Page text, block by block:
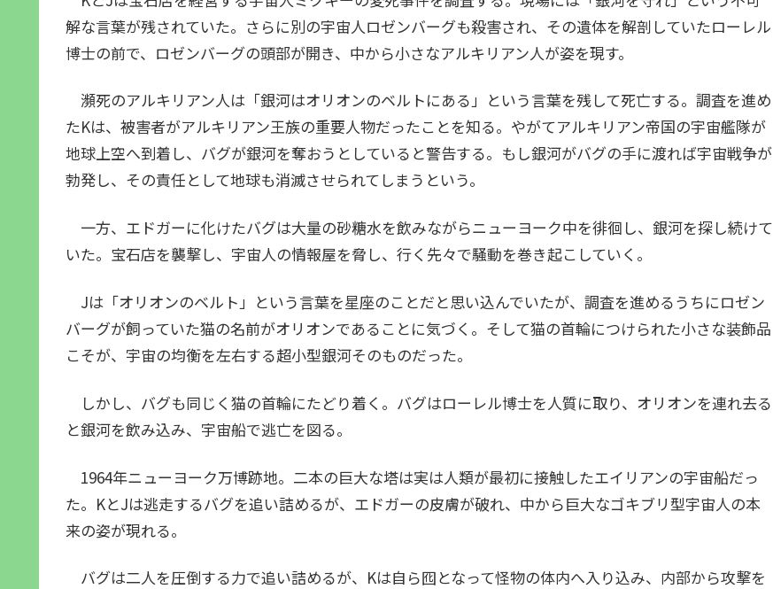
解な言葉が残されていた。さらに別の宇宙人ロゼンバーグも殺害され、その遺体を解剖していたローレル
博士の前で、ロゼンバーグの頭部が開き、中から小さなアルキリアン人が姿を現す。
瀕死のアルキリアン人は「銀河はオリオンのベルトにある」という言葉を残して死亡する。調査を進め
たKは、被害者がアルキリアン王族の重要人物だったことを知る。やがてアルキリアン帝国の宇宙艦隊が
地球上空へ到着し、バグが銀河を奪おうとしていると警告する。もし銀河がバグの手に渡れば宇宙戦争が
勃発し、その責任として地球も消滅させられてしまうという。
一方、エドガーに化けたバグは大量の砂糖水を飲みながらニューヨーク中を徘徊し、銀河を探し続けて
いた。宝石店を襲撃し、宇宙人の情報屋を脅し、行く先々で騒動を巻き起こしていく。
Jは「オリオンのベルト」という言葉を星座のことだと思い込んでいたが、調査を進めるうちにロゼン
バーグが飼っていた猫の名前がオリオンであることに気づく。そして猫の首輪につけられた小さな装飾品
こそが、宇宙の均衡を左右する超小型銀河そのものだった。
しかし、バグも同じく猫の首輪にたどり着く。バグはローレル博士を人質に取り、オリオンを連れ去る
と銀河を飲み込み、宇宙船で逃亡を図る。
1964年ニューヨーク万博跡地。二本の巨大な塔は実は人類が最初に接触したエイリアンの宇宙船だっ
た。KとJは逃走するバグを追い詰めるが、エドガーの皮膚が破れ、中から巨大なゴキブリ型宇宙人の本
来の姿が現れる。
バグは二人を圧倒する力で追い詰めるが、Kは自ら囮となって怪物の体内へ入り込み、内部から攻撃を